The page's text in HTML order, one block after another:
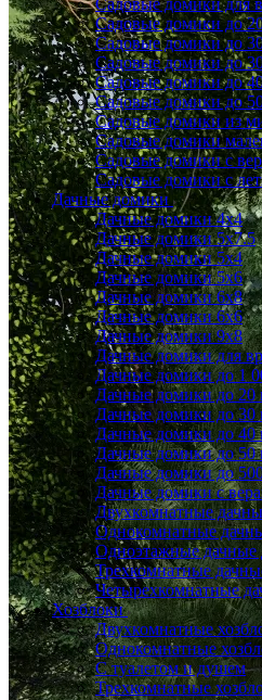
Садовые домики для
Садовые домики до
Садовые домики до
Садовые домики до
Садовые домики до
Садовые домики до
Садовые домики из
Садовые домики
Садовые домики с
Садовые домики с
Дачные домики
Дачные домики 4х4
Дачные домики 5x7.5
Дачные домики 5х4
Дачные домики 5х6
Дачные домики 6x8
Дачные домики 6х6
Дачные домики 9x8
Дачные домики для
Дачные домики до 1
Дачные домики до 20
Дачные домики до 30
Дачные домики до 40
Дачные домики до 50
Дачные домики до
Дачные домики с
Двухкомнатные
Однокомнатные
Одноэтажные дачные
Трехкомнатные
Четырехкомнатные
Хозблоки
Двухкомнатные
Однокомнатные
С туалетом и душем
Трехкомнатные